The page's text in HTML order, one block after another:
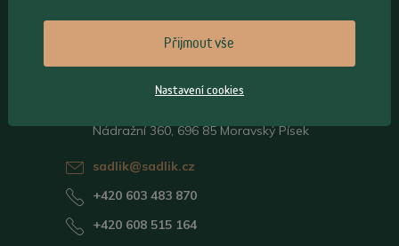
>
Nádražní 360, 696 85 Moravský Písek
sadlik@sadlik.cz
+420 603 483 870
+420 608 515 164
Přijmout vše
Nastavení cookies